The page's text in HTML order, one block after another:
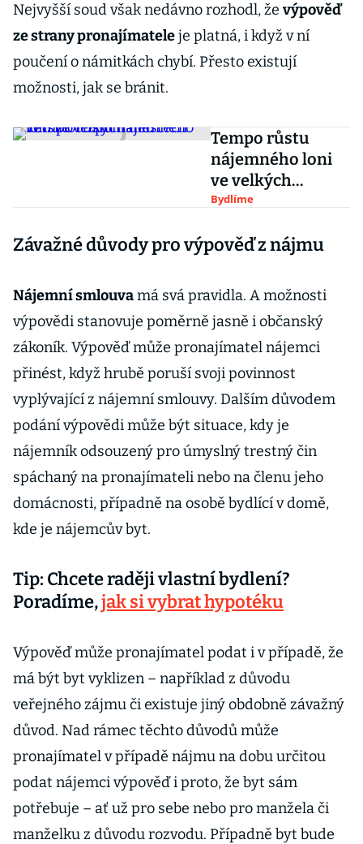
Nejvyšší soud však nedávno rozhodl, že výpověď
ze strany pronajímateleje platná, i když v ní
poučení o námitkách chybí. Přesto existují
možnosti, jak se bránit.
Tempo růstu
nájemného loni
ve velkých
městech většinou
Bydlíme
Závažné důvody pro výpověď z nájmu
Nájemní smlouvamá svá pravidla. A možnosti
výpovědi stanovuje poměrně jasně i občanský
zákoník. Výpověď může pronajímatel nájemci
přinést, když hrubě poruší svoji povinnost
vyplývající z nájemní smlouvy. Dalším důvodem
podání výpovědi může být situace, kdy je
nájemník odsouzený pro úmyslný trestný čin
spáchaný na pronajímateli nebo na členu jeho
domácnosti, případně na osobě bydlící v domě,
kde je nájemcův byt.
Tip: Chcete raději vlastní bydlení?
Poradíme,jak si vybrat hypotéku
Výpověď může pronajímatel podat i v případě, že
má být byt vyklizen – například z důvodu
veřejného zájmu či existuje jiný obdobně závažný
důvod. Nad rámec těchto důvodů může
pronajímatel v případě nájmu na dobu určitou
podat nájemci výpověď i proto, že byt sám
potřebuje – ať už pro sebe nebo pro manžela či
manželku z důvodu rozvodu. Případně byt bude